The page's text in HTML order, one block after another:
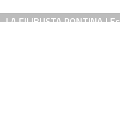
LA FILIBUSTA PONTINA |